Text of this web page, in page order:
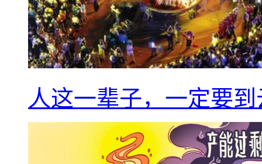
人这一辈子，一定要